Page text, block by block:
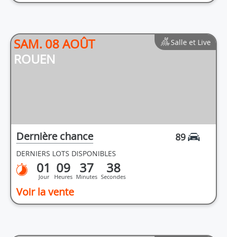
SAM. 08 AOÛT
ROUEN
Salle et Live
Dernière chance 89
DERNIERS LOTS DISPONIBLES
01
Jour
09
Heures
37
Minutes
38
Secondes
Voir la vente